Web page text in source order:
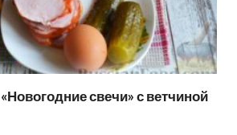
свечи» с ветчиной